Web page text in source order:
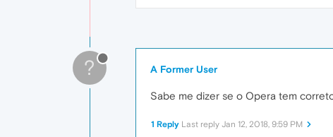
? A Former User
Sabe me dizer se o Opera tem
1 Reply Last reply Jan 12, 2018, 9:59 PM